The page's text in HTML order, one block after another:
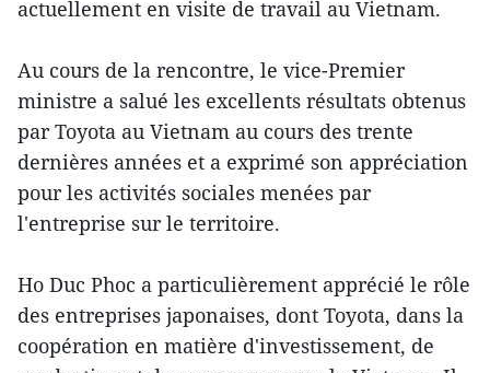
actuellement en visite de travail au Vietnam.
Au cours de la rencontre, le vice-Premier
ministre a salué les excellents résultats obtenus
par Toyota au Vietnam au cours des trente
dernières années et a exprimé son appréciation
pour les activités sociales menées par
l'entreprise sur le territoire.
Ho Duc Phoc a particulièrement apprécié le rôle
des entreprises japonaises, dont Toyota, dans la
coopération en matière d'investissement, de